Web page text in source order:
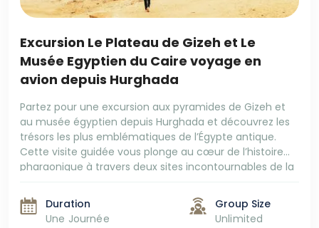
Excursion Le Plateau de Gizeh et Le
Musée Egyptien du Caire voyage en
avion depuis Hurghada
Partez pour une excursion aux pyramides de Gizeh et
au musée égyptien depuis Hurghada et découvrez les
trésors les plus emblématiques de l’Égypte antique.
Cette visite guidée vous plonge au cœur de l’histoire
pharaonique à travers deux sites incontournables de la
pyramides de Khéops, Khéphren et Mykérinos, […]
Duration
Une Journée
Group Size
Unlimited